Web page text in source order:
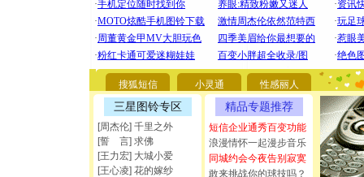
搜狐短信 小灵通 性感丽人
三星图铃专区
[周杰伦] 千里之外
[誓 言] 求佛
[王力宏] 大城小爱
[王心凌] 花的嫁纱
精品专题推荐
短信企业通秀百变功能
浪漫情怀一起漫步音乐
同城约会今夜告别寂寞
敢来挑战你的球技吗？
[圣诞节]
你太多
要平安！
[圣诞节]
能正大光
都要快乐
[圣诞节]
如意,快
[元旦]看